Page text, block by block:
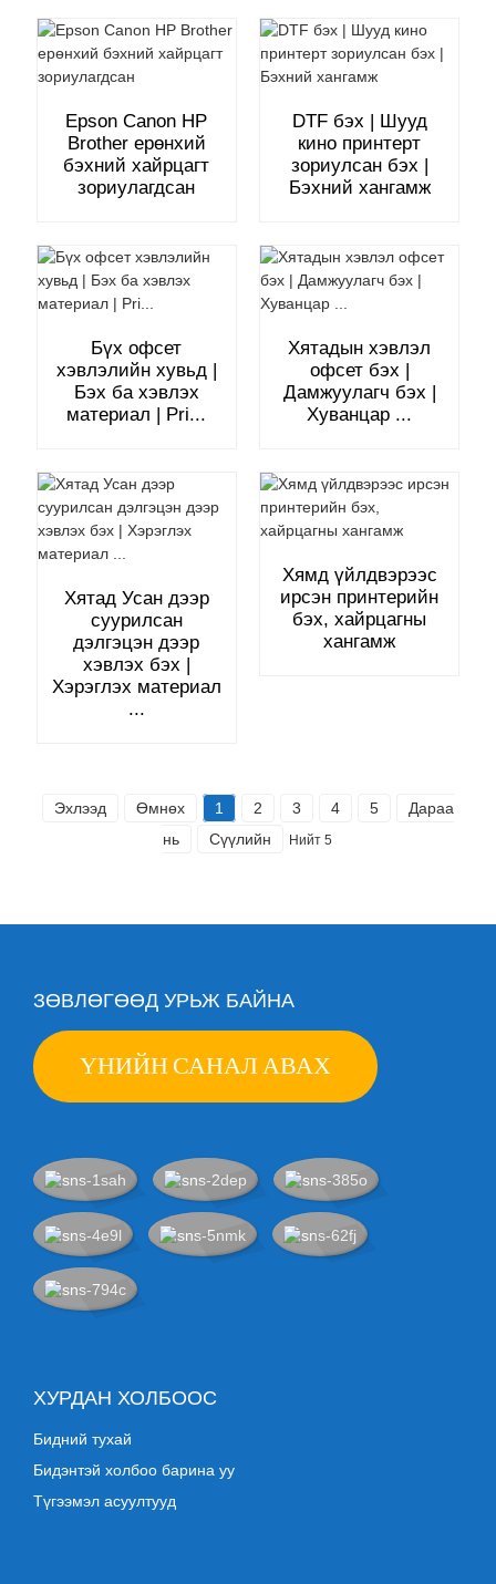
Epson Canon HP
Brother ерөнхий
бэхний хайрцагт
зориулагдсан
DTF бэх | Шууд
кино принтерт
зориулсан бэх |
Бэхний хангамж
Бүх офсет
хэвлэлийн хувьд |
Бэх ба хэвлэх
материал | Pri...
Хятадын хэвлэл
офсет бэх |
Дамжуулагч бэх |
Хуванцар ...
Хятад Усан дээр
суурилсан
дэлгэцэн дээр
хэвлэх бэх |
Хэрэглэх материал
...
Хямд үйлдвэрээс
ирсэн принтерийн
бэх, хайрцагны
хангамж
Эхлээд Өмнөх 1 2 3 4 5
Дараа
нь
Сүүлийн Нийт 5
ЗӨВЛӨГӨӨД УРЬЖ БАЙНА
ҮНИЙН САНАЛ АВАХ
ХУРДАН ХОЛБООС
Бидний тухай
Бидэнтэй холбоо барина уу
Түгээмэл асуултууд